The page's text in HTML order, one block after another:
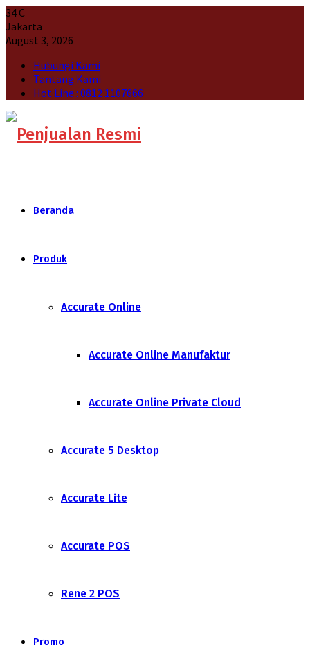
34C
Jakarta
August 3, 2026
Hubungi Kami
Tantang Kami
Hot Line : 0812 1107666
Beranda
Produk
Accurate Online
Accurate Online Manufaktur
Accurate Online Private Cloud
Accurate 5 Desktop
Accurate Lite
Accurate POS
Rene 2 POS
Promo